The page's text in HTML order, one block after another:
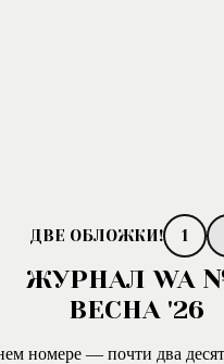
1
ЖУРНАЛ WA
ВЕСНА '26
номере — почти два